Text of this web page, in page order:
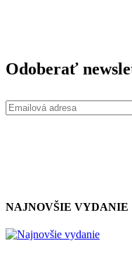
Odoberať
NAJNOVŠIE VYDANIE